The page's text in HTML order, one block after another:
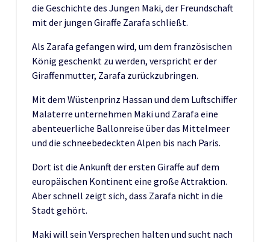
die Geschichte des Jungen Maki, der Freundschaft
mit der jungen Giraffe Zarafa schließt.
Als Zarafa gefangen wird, um dem französischen
König geschenkt zu werden, verspricht er der
Giraffenmutter, Zarafa zurückzubringen.
Mit dem Wüstenprinz Hassan und dem Luftschiffer
Malaterre unternehmen Maki und Zarafa eine
abenteuerliche Ballonreise über das Mittelmeer
und die schneebedeckten Alpen bis nach Paris.
Dort ist die Ankunft der ersten Giraffe auf dem
europäischen Kontinent eine große Attraktion.
Aber schnell zeigt sich, dass Zarafa nicht in die
Stadt gehört.
Maki will sein Versprechen halten und sucht nach